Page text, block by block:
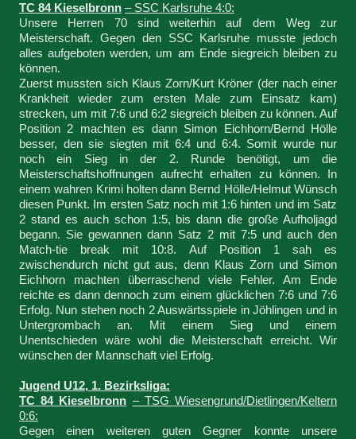
TC 84 Kieselbronn – SSC Karlsruhe 4:0:
Unsere Herren 70 sind weiterhin auf dem Weg zur
Meisterschaft. Gegen den SSC Karlsruhe musste jedoch
alles aufgeboten werden, um am Ende siegreich bleiben zu
können.
Zuerst mussten sich Klaus Zorn/Kurt Kröner (der nach einer
Krankheit wieder zum ersten Male zum Einsatz kam)
strecken, um mit 7:6 und 6:2 siegreich bleiben zu können. Auf
Position 2 machten es dann Simon Eichhorn/Bernd Hölle
besser, den sie siegten mit 6:4 und 6:4. Somit wurde nur
noch ein Sieg in der 2. Runde benötigt, um die
Meisterschaftshoffnungen aufrecht erhalten zu können. In
einem wahren Krimi holten dann Bernd Hölle/Helmut Wünsch
diesen Punkt. Im ersten Satz noch mit 1:6 hinten und im Satz
2 stand es auch schon 1:5, bis dann die große Aufholjagd
begann. Sie gewannen dann Satz 2 mit 7:5 und auch den
Match-tie break mit 10:8. Auf Position 1 sah es
zwischendurch nicht gut aus, denn Klaus Zorn und Simon
Eichhorn machten überraschend viele Fehler. Am Ende
reichte es dann dennoch zum einem glücklichen 7:6 und 7:6
Erfolg. Nun stehen noch 2 Auswärtsspiele in Jöhlingen und in
Untergrombach an. Mit einem Sieg und einem
Unentschieden wäre wohl die Meisterschaft erreicht. Wir
wünschen der Mannschaft viel Erfolg.
Jugend U12, 1. Bezirksliga:
TC 84 Kieselbronn – TSG Wiesengrund/Dietlingen/Keltern
0:6:
Gegen einen weiteren guten Gegner konnte unsere